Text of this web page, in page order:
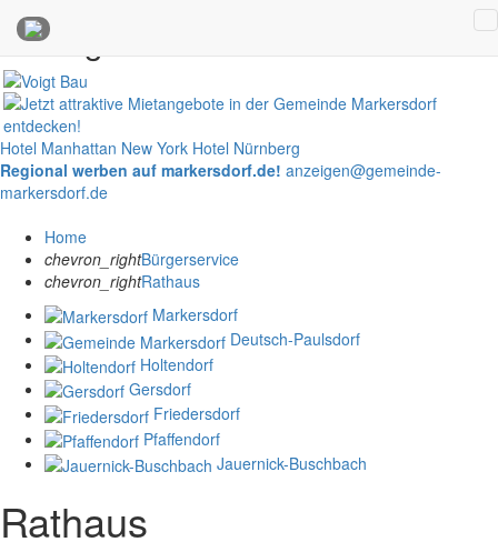
Anzeigen
Hotel Manhattan New York Hotel Nürnberg
Regional werben auf markersdorf.de! anzeigen@gemeinde-
markersdorf.de
Home
chevron_rightBürgerservice
chevron_rightRathaus
Markersdorf
Deutsch-Paulsdorf
Holtendorf
Gersdorf
Friedersdorf
Pfaffendorf
Jauernick-Buschbach
Rathaus